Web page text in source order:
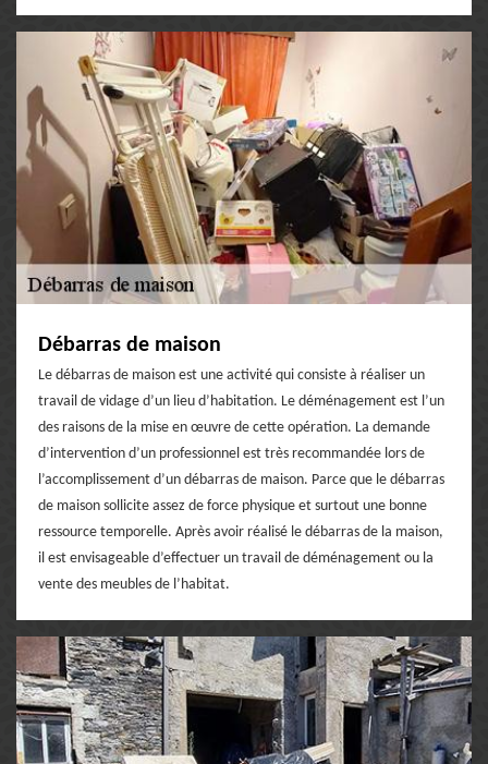
Débarras de maison
Le débarras de maison est une activité qui consiste à réaliser un
travail de vidage d’un lieu d’habitation. Le déménagement est l’un
des raisons de la mise en œuvre de cette opération. La demande
d’intervention d’un professionnel est très recommandée lors de
l’accomplissement d’un débarras de maison. Parce que le débarras
de maison sollicite assez de force physique et surtout une bonne
ressource temporelle. Après avoir réalisé le débarras de la maison,
il est envisageable d’effectuer un travail de déménagement ou la
vente des meubles de l’habitat.